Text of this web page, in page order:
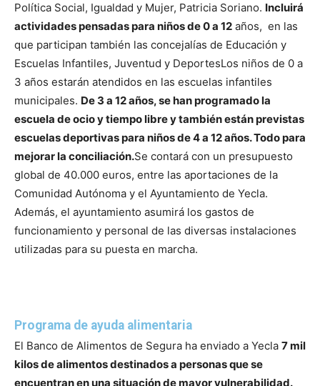
Política Social, Igualdad y Mujer, Patricia Soriano. Incluirá
actividades pensadas para niños de 0 a 12 años, en las
que participan también las concejalías de Educación y
Escuelas Infantiles, Juventud y DeportesLos niños de 0 a
3 años estarán atendidos en las escuelas infantiles
municipales. De 3 a 12 años, se han programado la
escuela de ocio y tiempo libre y también están previstas
escuelas deportivas para niños de 4 a 12 años. Todo para
mejorar la conciliación.Se contará con un presupuesto
global de 40.000 euros, entre las aportaciones de la
Comunidad Autónoma y el Ayuntamiento de Yecla.
Además, el ayuntamiento asumirá los gastos de
funcionamiento y personal de las diversas instalaciones
utilizadas para su puesta en marcha.
Programa de ayuda alimentaria
El Banco de Alimentos de Segura ha enviado a Yecla 7 mil
kilos de alimentos destinados a personas que se
encuentran en una situación de mayor vulnerabilidad.